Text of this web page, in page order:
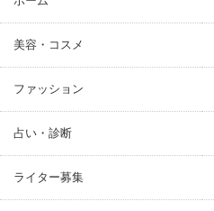
美容・コスメ
ファッション
占い・診断
ライター募集